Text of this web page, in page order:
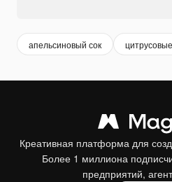
апельсиновый сок цитрусовые
Креативная платформа для
Более 1 миллиона
предприятий,